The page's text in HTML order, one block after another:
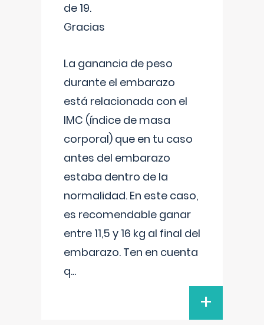
de 19.
Gracias
La ganancia de peso
durante el embarazo
está relacionada con el
IMC (índice de masa
corporal) que en tu caso
antes del embarazo
estaba dentro de la
normalidad. En este caso,
es recomendable ganar
entre 11,5 y 16 kg al final del
embarazo. Ten en cuenta
q...
+